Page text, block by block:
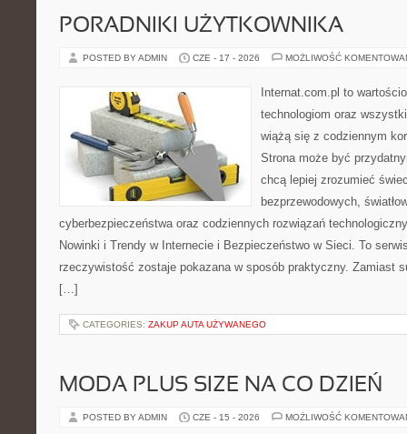
PORADNIKI UŻYTKOWNIKA
POSTED BY ADMIN CZE - 17 - 2026 MOŻLIWOŚĆ
Internat.com.pl to
technologiom oraz
wiążą się z codziennym
Strona może być
chcą lepiej zrozumieć
bezprzewodowych,
cyberbezpieczeństwa oraz codziennych rozwiązań
Nowinki i Trendy w Internecie i Bezpieczeństwo w Sieci. To
rzeczywistość zostaje pokazana w sposób praktyczny. Zamiast
[…]
CATEGORIES: ZAKUP AUTA UŻYWANEGO
MODA PLUS SIZE NA CO DZIEŃ
POSTED BY ADMIN CZE - 15 - 2026 MOŻLIWOŚĆ